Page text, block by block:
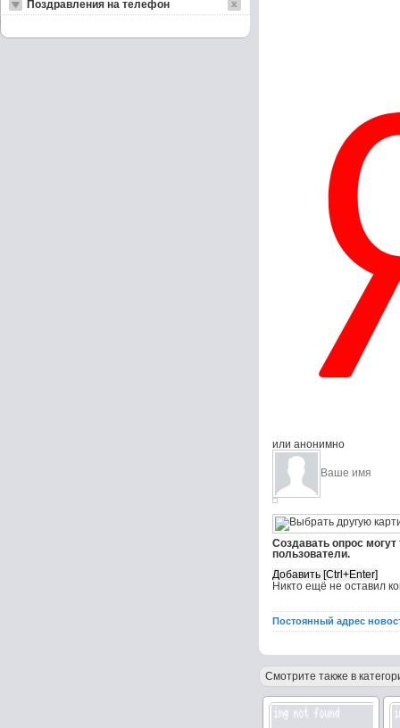
или анонимно
Создавать опрос
пользователи.
Никто ещё не оставил
Постоянный адрес
Смотрите также в
Поздравления на телефон